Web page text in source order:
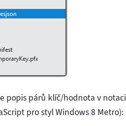
popis párů klíč/hodnota v
pro styl Windows 8 Metro):